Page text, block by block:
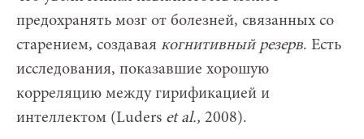
предохранять мозг от болезней, связанных со
старением, создавая когнитивный резерв. Есть
исследования, показавшие хорошую
корреляцию между гирификацией и
интеллектом (Luders et al., 2008).